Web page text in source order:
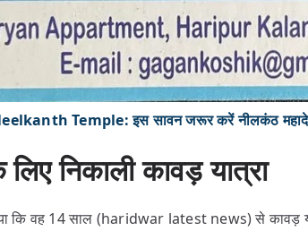
Temple: इस सावन जरूर करें नीलकंठ
निकाली कावड़ यात्रा
कि वह 14 साल (haridwar latest news) से कावड़